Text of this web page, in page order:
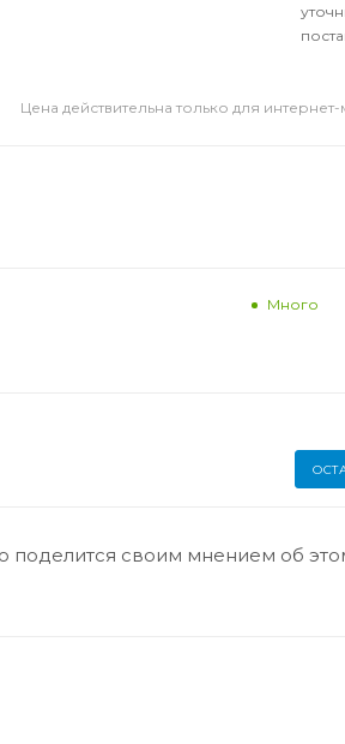
Цена действительна только для интернет-
Много
поделится своим мнением об